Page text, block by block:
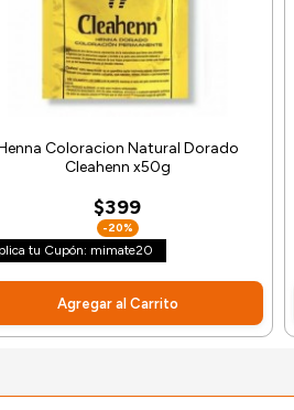
Coloracion Natural Dorado
Cleahenn x50g
$399
-20%
tu Cupón: mimate20
Agregar al Carrito